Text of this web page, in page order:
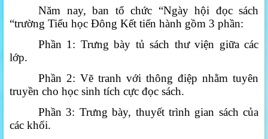
Năm nay, ban tổ chức “Ngày hội đọc sách
“trường Tiểu học Đông Kết tiến hành gồm 3 phần:
Phần 1: Trưng bày tủ sách thư viện giữa các
lớp.
Phần 2: Vẽ tranh với thông điệp nhằm tuyên
truyền cho học sinh tích cực đọc sách.
Phần 3: Trưng bày, thuyết trình gian sách của
các khối.